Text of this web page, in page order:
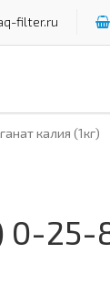
filter.ru
калия (1кг)
0-25-